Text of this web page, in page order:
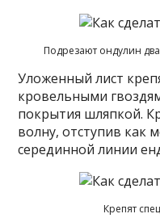
Подрезают ондулин
Уложенный лист
кровельными
покрытия шляпкой.
волну, отступив как
серединной линии
Крепят